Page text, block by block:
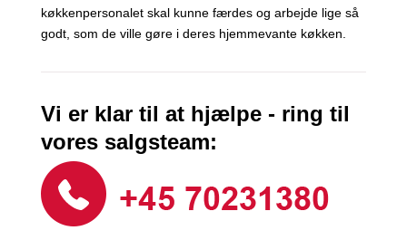
køkkenpersonalet skal kunne færdes og arbejde lige så
godt, som de ville gøre i deres hjemmevante køkken.
Vi er klar til at hjælpe - ring til
vores salgsteam: